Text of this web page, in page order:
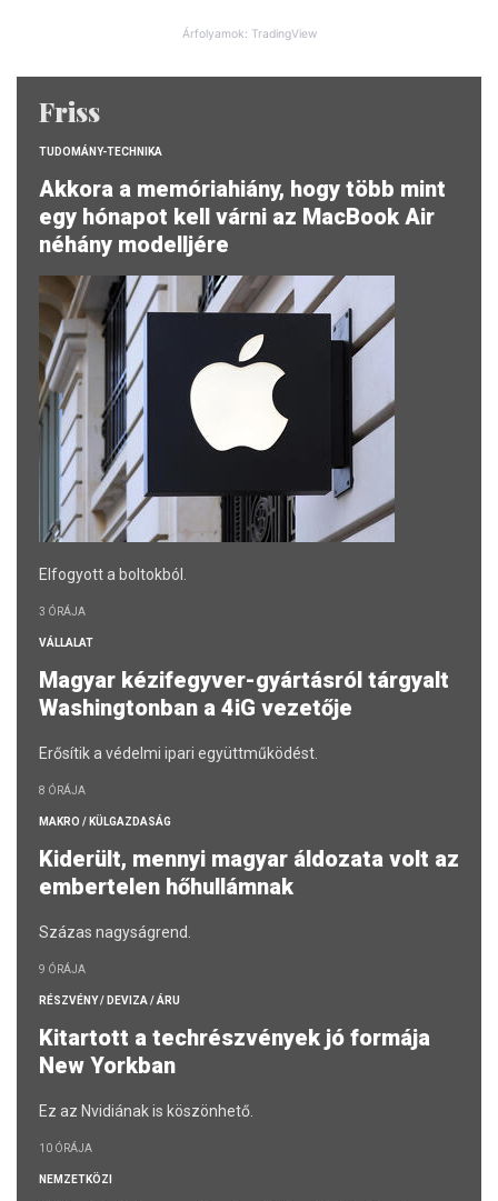
Árfolyamok: TradingView
Friss
TUDOMÁNY-TECHNIKA
Akkora a memóriahiány, hogy több mint
egy hónapot kell várni az MacBook Air
néhány modelljére
Elfogyott a boltokból.
3 ÓRÁJA
VÁLLALAT
Magyar kézifegyver-gyártásról tárgyalt
Washingtonban a 4iG vezetője
Erősítik a védelmi ipari együttműködést.
8 ÓRÁJA
MAKRO / KÜLGAZDASÁG
Kiderült, mennyi magyar áldozata volt az
embertelen hőhullámnak
Százas nagyságrend.
9 ÓRÁJA
RÉSZVÉNY / DEVIZA / ÁRU
Kitartott a techrészvények jó formája
New Yorkban
Ez az Nvidiának is köszönhető.
10 ÓRÁJA
NEMZETKÖZI